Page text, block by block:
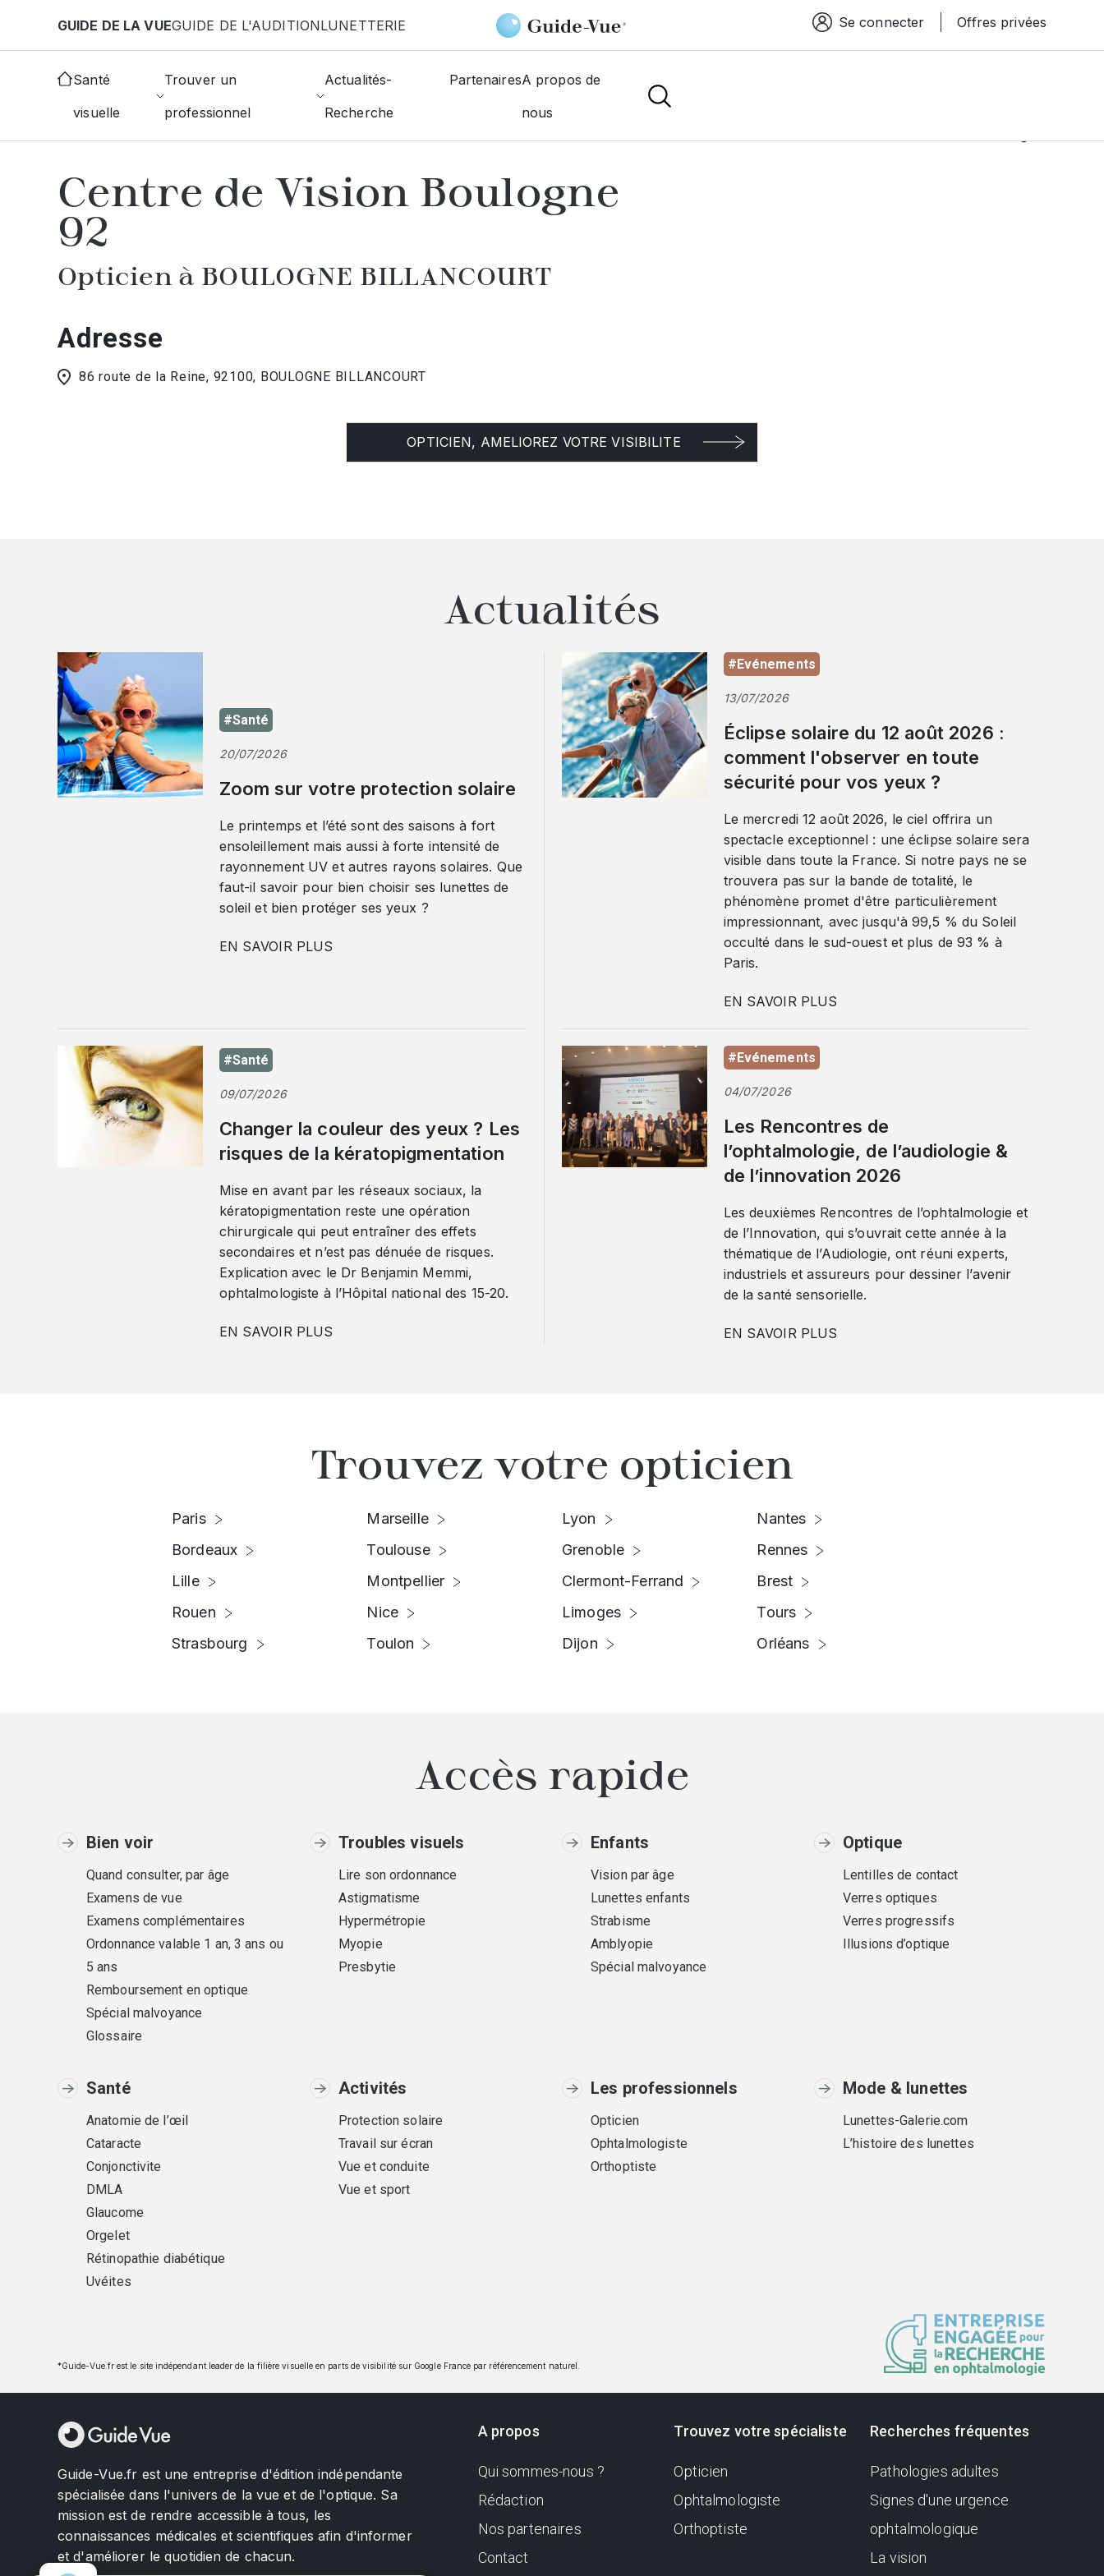
GUIDE DE LA VUEGUIDE DE L'AUDITIONLUNETTERIE Espace connexion
Se connecter Offres privées
Santé
visuelle
Trouver un
professionnel
Actualités-
Recherche
PartenairesA propos de
nous
Accueil Choisir mon opticien Boulogne-Billancourt Centre de Vision Boulogne 92
Centre de Vision Boulogne
92
Opticien à BOULOGNE BILLANCOURT
Adresse
86 route de la Reine, 92100, BOULOGNE BILLANCOURT
OPTICIEN, AMELIOREZ VOTRE VISIBILITE
Actualités
#Santé
20/07/2026
Zoom sur votre protection solaire
Le printemps et l’été sont des saisons à fort
ensoleillement mais aussi à forte intensité de
rayonnement UV et autres rayons solaires. Que
faut-il savoir pour bien choisir ses lunettes de
soleil et bien protéger ses yeux ?
EN SAVOIR PLUS
#Evénements
13/07/2026
Éclipse solaire du 12 août 2026 :
comment l'observer en toute
sécurité pour vos yeux ?
Le mercredi 12 août 2026, le ciel offrira un
spectacle exceptionnel : une éclipse solaire sera
visible dans toute la France. Si notre pays ne se
trouvera pas sur la bande de totalité, le
phénomène promet d'être particulièrement
impressionnant, avec jusqu'à 99,5 % du Soleil
occulté dans le sud-ouest et plus de 93 % à
Paris.
EN SAVOIR PLUS
#Santé
09/07/2026
Changer la couleur des yeux ? Les
risques de la kératopigmentation
Mise en avant par les réseaux sociaux, la
kératopigmentation reste une opération
chirurgicale qui peut entraîner des effets
secondaires et n’est pas dénuée de risques.
Explication avec le Dr Benjamin Memmi,
ophtalmologiste à l’Hôpital national des 15-20.
EN SAVOIR PLUS
#Evénements
04/07/2026
Les Rencontres de
l’ophtalmologie, de l’audiologie &
de l’innovation 2026
Les deuxièmes Rencontres de l’ophtalmologie et
de l’Innovation, qui s’ouvrait cette année à la
thématique de l’Audiologie, ont réuni experts,
industriels et assureurs pour dessiner l’avenir
de la santé sensorielle.
EN SAVOIR PLUS
Trouvez votre opticien
Paris
Bordeaux
Lille
Rouen
Strasbourg
Marseille
Toulouse
Montpellier
Nice
Toulon
Lyon
Grenoble
Clermont-Ferrand
Limoges
Dijon
Nantes
Rennes
Brest
Tours
Orléans
Accès rapide
Bien voir
Quand consulter, par âge
Examens de vue
Examens complémentaires
Ordonnance valable 1 an, 3 ans ou
5 ans
Remboursement en optique
Spécial malvoyance
Glossaire
Troubles visuels
Lire son ordonnance
Astigmatisme
Hypermétropie
Myopie
Presbytie
Enfants
Vision par âge
Lunettes enfants
Strabisme
Amblyopie
Spécial malvoyance
Optique
Lentilles de contact
Verres optiques
Verres progressifs
Illusions d’optique
Santé
Anatomie de l’œil
Cataracte
Conjonctivite
DMLA
Glaucome
Orgelet
Rétinopathie diabétique
Uvéites
Activités
Protection solaire
Travail sur écran
Vue et conduite
Vue et sport
Les professionnels
Opticien
Ophtalmologiste
Orthoptiste
Mode & lunettes
Lunettes-Galerie.com
L’histoire des lunettes
*Guide-Vue.fr est le site indépendant leader de la filière visuelle en parts de visibilité sur Google France par référencement naturel.
Guide-Vue.fr est une entreprise d'édition indépendante
spécialisée dans l'univers de la vue et de l'optique. Sa
mission est de rendre accessible à tous, les
connaissances médicales et scientifiques afin d'informer
et d'améliorer le quotidien de chacun.
A propos
Qui sommes-nous ?
Rédaction
Nos partenaires
Contact
Trouvez votre spécialiste
Opticien
Ophtalmologiste
Orthoptiste
Recherches fréquentes
Pathologies adultes
Signes d'une urgence
ophtalmologique
La vision